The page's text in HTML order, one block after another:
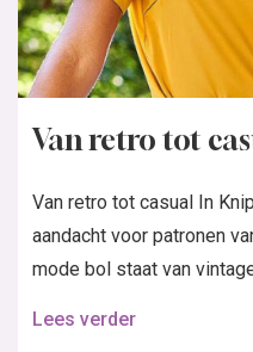
Van retro tot
Van retro tot casual In
aandacht voor patronen
mode bol staat van
Lees verder